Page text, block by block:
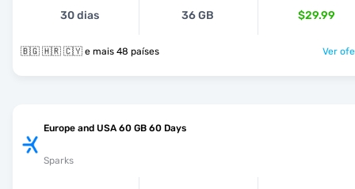
30 dias 36 GB $29.99
🇧🇬 🇭🇷 🇨🇾 e mais 48 países Ver
Europe and USA 60 GB 60 Days
Sparks